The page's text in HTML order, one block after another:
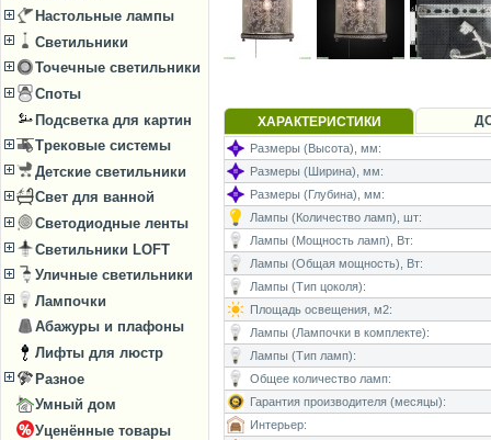
Настольные лампы
Светильники
Точечные светильники
Споты
Подсветка для картин
Трековые системы
Детские светильники
Свет для ванной
Светодиодные ленты
Светильники LOFT
Уличные светильники
Лампочки
Абажуры и плафоны
Лифты для люстр
Разное
Умный дом
Уценённые товары
ХАРАКТЕРИСТИКИ
Размеры (Высота), мм:
Размеры (Ширина), мм:
Размеры (Глубина), мм:
Лампы (Количество ламп), шт:
Лампы (Мощность ламп), Вт:
Лампы (Общая мощность), Вт:
Лампы (Тип цоколя):
Площадь освещения, м2:
Лампы (Лампочки в комплекте):
Лампы (Тип ламп):
Общее количество ламп:
Гарантия производителя (месяцы):
Интерьер: